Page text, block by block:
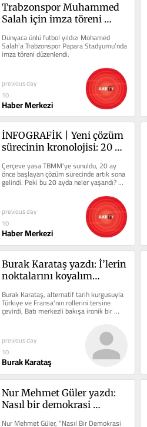
Trabzonspor Muhammed
Salah için imza töreni
Dünyaca ünlü futbol yıldızı Mohamed
Salah'a Trabzonspor Papara Stadyumu’nda
imza töreni düzenlendi.
previous day
10
Haber Merkezi
İNFOGRAFİK | Yeni çözüm
sürecinin kronolojisi: 20
Çerçeve yasa TBMM'ye sunuldu, 20 ay
önce başlayan çözüm sürecinde artık sona
gelindi. Peki bu 20 ayda neler yaşandı?
İşte grafiğimiz.
previous day
10
Haber Merkezi
Burak Karataş yazdı: İ’lerin
noktalarını koyalım…
Burak Karataş, alternatif tarih kurgusuyla
Türkiye ve Fransa'nın rollerini tersine
çevirdi, Batı merkezli bakışa ironik bir
eleştiri getirdi.
previous day
10
Burak Karataş
Nur Mehmet Güler yazdı:
Nasıl bir demokrasi
Nur Mehmet Güler, "Nasıl Bir Demokrasi